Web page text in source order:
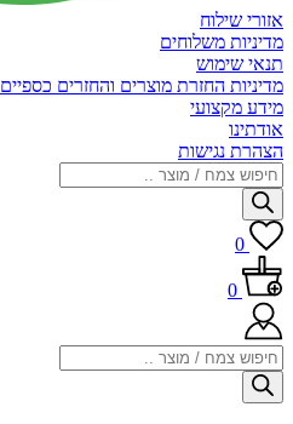
אזורי שילוח
מדיניות משלוחים
תנאי שימוש
מדיניות החזרת מוצרים והחזרים כספיים
מידע מקצועי
אודתינו
הצהרת נגישות
Products
search
0
0
Products
search